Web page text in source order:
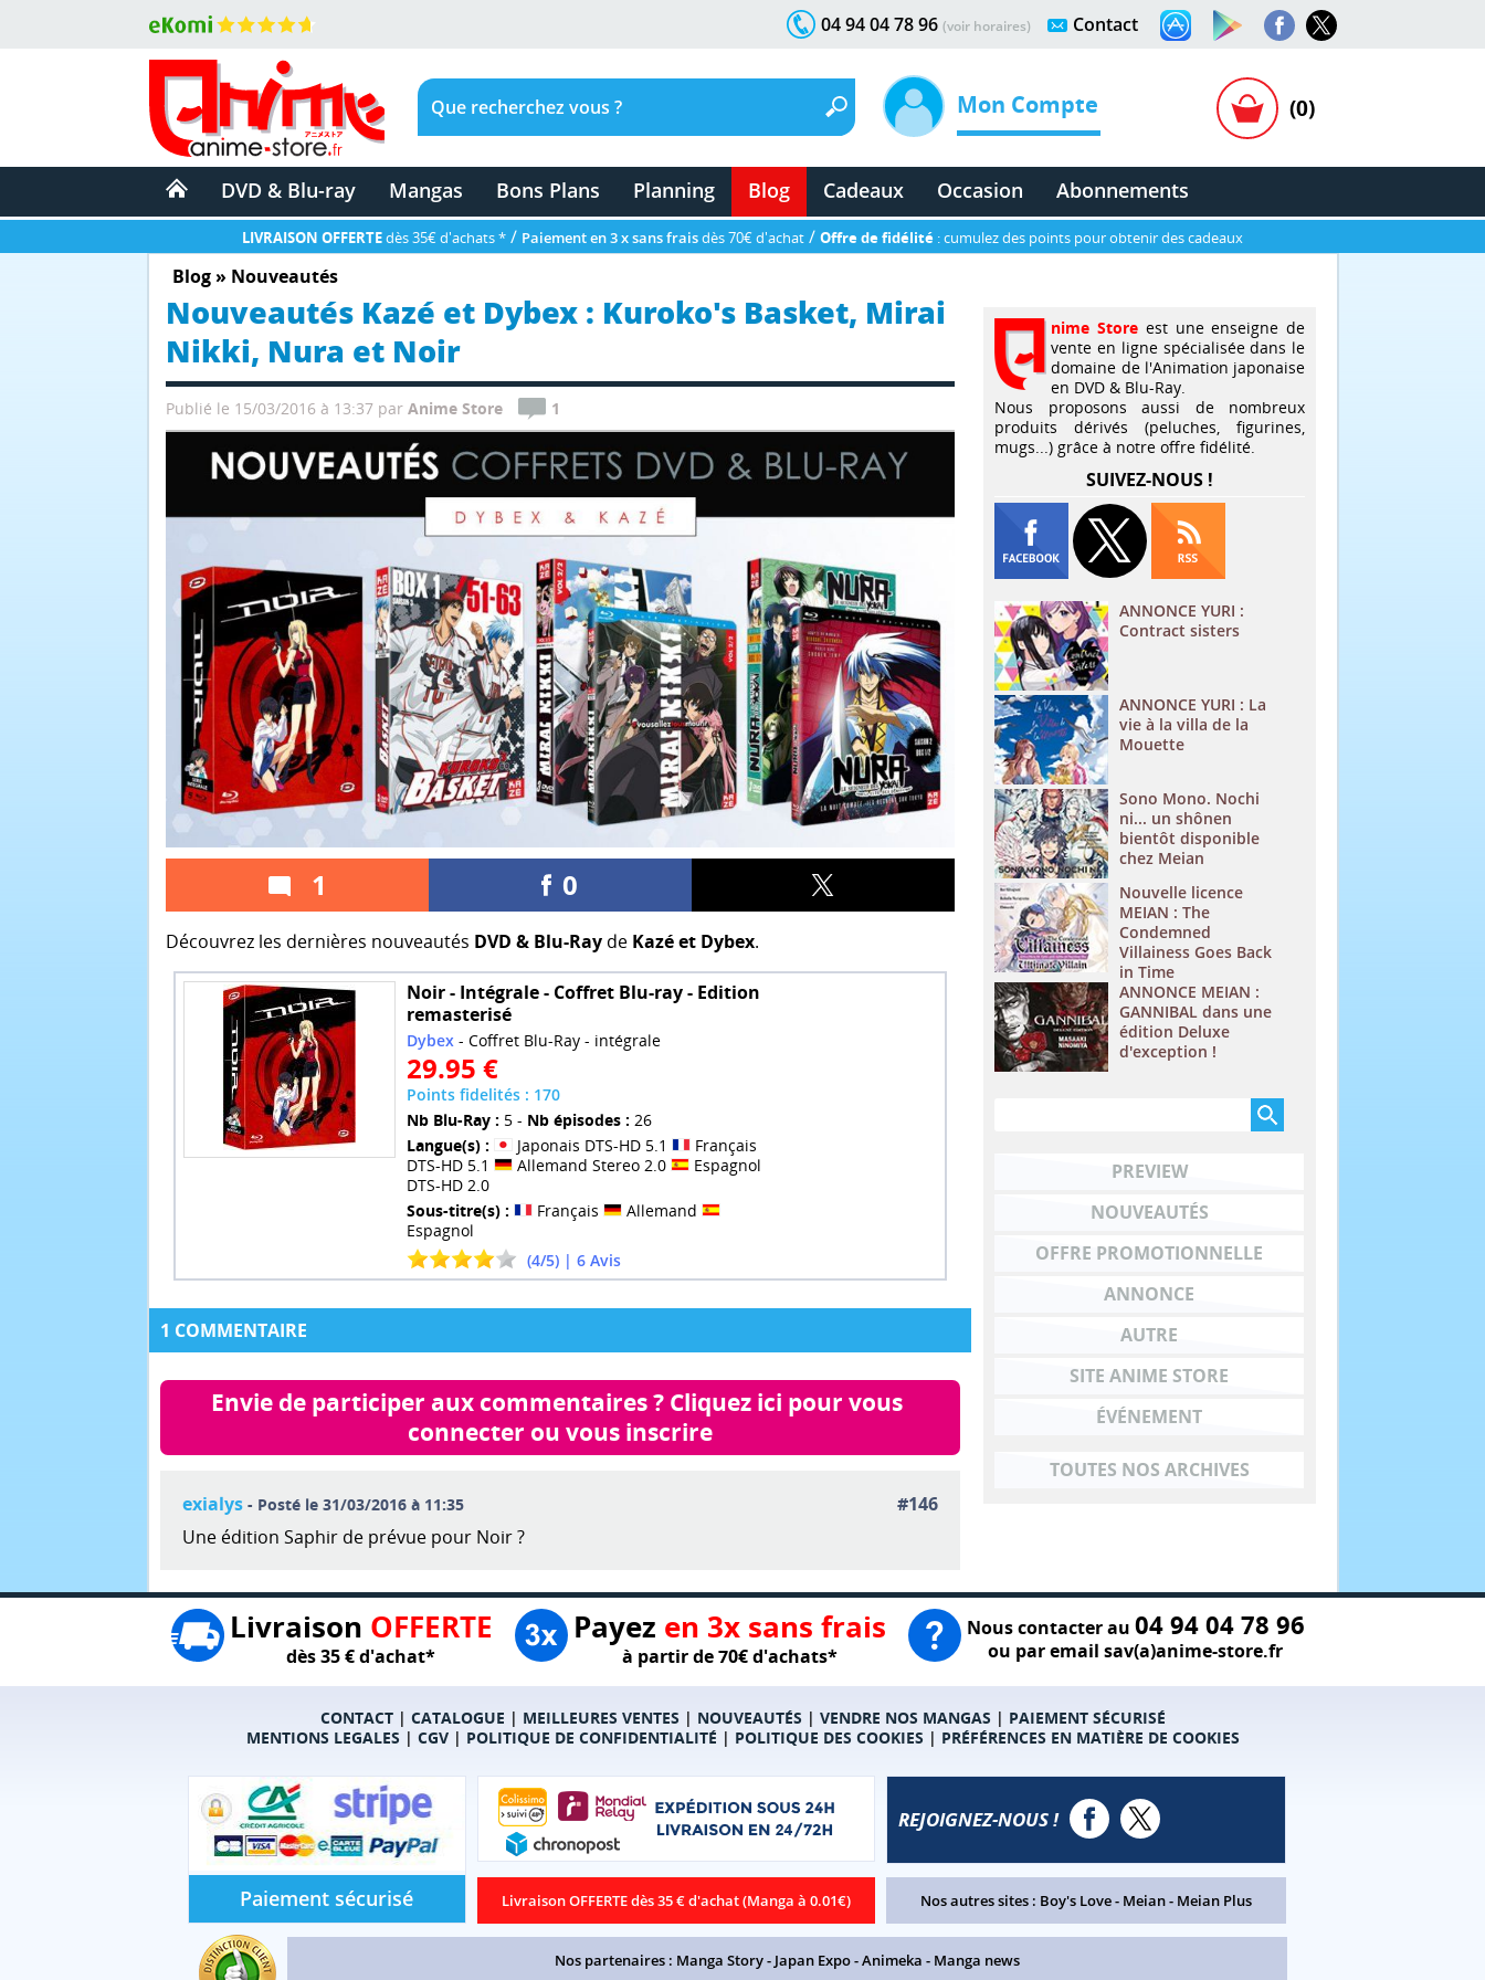
Contact
04 94 04 78 96 (voir horaires)
Mon Compte (0)
DVD & Blu-ray Mangas Bons Plans Planning Blog Cadeaux Occasion Abonnements
LIVRAISON OFFERTEdès 35€ d'achats * / Paiement en 3 x sans fraisdès 70€ d'achat / Offre de fidélité : cumulez des points pour obtenir des cadeaux
Blog» Nouveautés
Nouveautés Kazé et Dybex : Kuroko's Basket, Mirai
Nikki, Nura et Noir
Publié le 15/03/2016 à 13:37 par Anime Store 1
1 0
Découvrez les dernières nouveautés DVD & Blu-Rayde Kazé et Dybex.
Noir - Intégrale - Coffret Blu-ray - Edition
remasterisé
Dybex- Coffret Blu-Ray - intégrale
29.95 €
Points fidelités : 170
Nb Blu-Ray : 5 - Nb épisodes : 26
Langue(s) :
Japonais DTS-HD 5.1
Français
DTS-HD 5.1
Allemand Stereo 2.0
Espagnol
DTS-HD 2.0
Sous-titre(s) :
Français
Allemand
Espagnol
(4/5) | 6 Avis
1 COMMENTAIRE
Envie de participer aux commentaires ? Cliquez ici pour vous
connecter ou vous inscrire
exialys - Posté le 31/03/2016 à 11:35
#146
Une édition Saphir de prévue pour Noir ?
nime Store est une enseigne de
vente en ligne spécialisée dans le
domaine de l'Animation japonaise
en DVD & Blu-Ray.
Nous proposons aussi de nombreux
produits dérivés (peluches, figurines,
mugs...) grâce à notre offre fidélité.
SUIVEZ-NOUS !
ANNONCE YURI :
Contract sisters
ANNONCE YURI : La
vie à la villa de la
Mouette
Sono Mono. Nochi
ni... un shônen
bientôt disponible
chez Meian
Nouvelle licence
MEIAN : The
Condemned
Villainess Goes Back
in Time
ANNONCE MEIAN :
GANNIBAL dans une
édition Deluxe
d'exception !
PREVIEW
NOUVEAUTÉS
OFFRE PROMOTIONNELLE
ANNONCE
AUTRE
SITE ANIME STORE
ÉVÉNEMENT
TOUTES NOS ARCHIVES
Livraison OFFERTE
dès 35 € d'achat*
Payez en 3x sans frais
à partir de 70€ d'achats*
Nous contacter au 04 94 04 78 96
ou par email sav(a)anime-store.fr
CONTACT| CATALOGUE | MEILLEURES VENTES | NOUVEAUTÉS | VENDRE NOS MANGAS | PAIEMENT SÉCURISÉ
MENTIONS LEGALES | CGV| POLITIQUE DE CONFIDENTIALITÉ | POLITIQUE DES COOKIES | PRÉFÉRENCES EN MATIÈRE DE COOKIES
Paiement sécurisé Livraison OFFERTE dès 35 € d'achat (Manga à 0.01€)
REJOIGNEZ-NOUS !
Nos autres sites : Boy's Love- Meian- Meian Plus
Nos partenaires : Manga Story- Japan Expo-Animeka - Manga news